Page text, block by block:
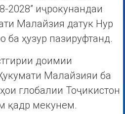
2028” иҷрокунандаи
Малайзия датук Нур
ҳузур пазируфтанд.
доимии
Малайзияи ба
глобалии Тоҷикистон
қадр мекунем.